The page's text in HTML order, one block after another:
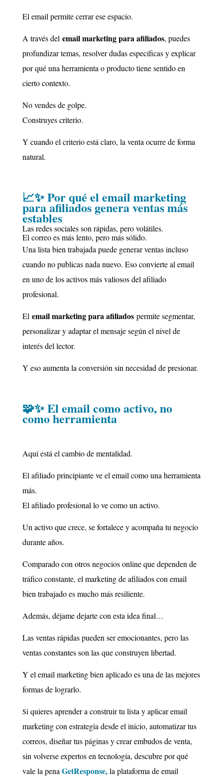
El email permite cerrar ese espacio.
A través del email marketing para afiliados, puedes
profundizar temas, resolver dudas específicas y explicar
por qué una herramienta o producto tiene sentido en
cierto contexto.
No vendes de golpe.
Construyes criterio.
Y cuando el criterio está claro, la venta ocurre de forma
natural.
📈✨ Por qué el email marketing
para afiliados genera ventas más
estables
Las redes sociales son rápidas, pero volátiles.
El correo es más lento, pero más sólido.
Una lista bien trabajada puede generar ventas incluso
cuando no publicas nada nuevo. Eso convierte al email
en uno de los activos más valiosos del afiliado
profesional.
El email marketing para afiliadospermite segmentar,
personalizar y adaptar el mensaje según el nivel de
interés del lector.
Y eso aumenta la conversión sin necesidad de presionar.
🧩✨ El email como activo, no
como herramienta
Aquí está el cambio de mentalidad.
El afiliado principiante ve el email como una herramienta
más.
El afiliado profesional lo ve como un activo.
Un activo que crece, se fortalece y acompaña tu negocio
durante años.
Comparado con otros negocios online que dependen de
tráfico constante, el marketing de afiliados con email
bien trabajado es mucho más resiliente.
Además, déjame dejarte con esta idea final…
Las ventas rápidas pueden ser emocionantes, pero las
ventas constantes son las que construyen libertad.
Y el email marketing bien aplicado es una de las mejores
formas de lograrlo.
Si quieres aprender a construir tu lista y aplicar email
marketing con estrategia desde el inicio, automatizar tus
correos, diseñar tus páginas y crear embudos de venta,
sin volverse expertos en tecnología, descubre por qué
vale la pena GetResponse,la plataforma de email